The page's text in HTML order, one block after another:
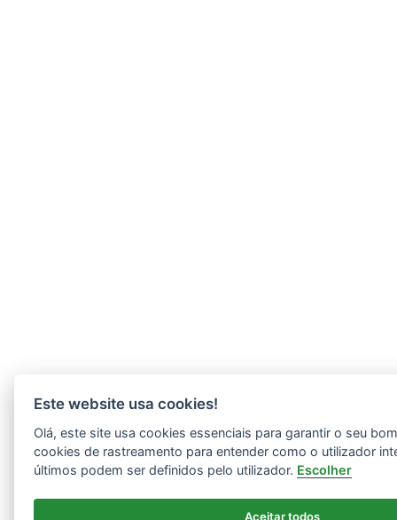
Este website usa cookies!
Olá, este site usa cookies essenciais para garantir o seu
cookies de rastreamento para entender como o utilizador
últimos podem ser definidos pelo utilizador. Escolher
Aceitar todos